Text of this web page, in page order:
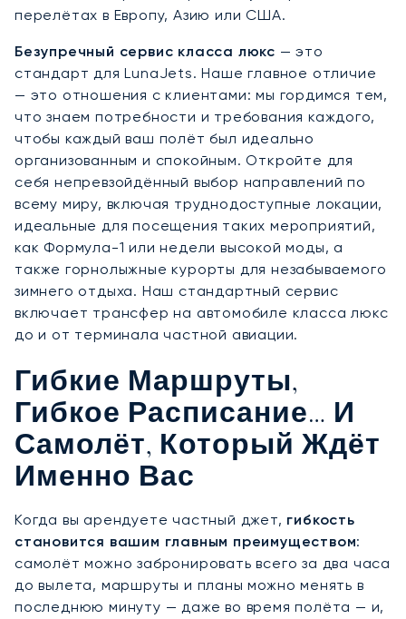
перелётах в Европу, Азию или США.
Безупречный сервис класса люкс — это
стандарт для LunaJets. Наше главное отличие
— это отношения с клиентами: мы гордимся тем,
что знаем потребности и требования каждого,
чтобы каждый ваш полёт был идеально
организованным и спокойным. Откройте для
себя непревзойдённый выбор направлений по
всему миру, включая труднодоступные локации,
идеальные для посещения таких мероприятий,
как Формула-1 или недели высокой моды, а
также горнолыжные курорты для незабываемого
зимнего отдыха. Наш стандартный сервис
включает трансфер на автомобиле класса люкс
до и от терминала частной авиации.
Гибкие Маршруты,
Гибкое Расписание… И
Самолёт, Который Ждёт
Именно Вас
Когда вы арендуете частный джет, гибкость
становится вашим главным преимуществом:
самолёт можно забронировать всего за два часа
до вылета, маршруты и планы можно менять в
последнюю минуту — даже во время полёта — и,